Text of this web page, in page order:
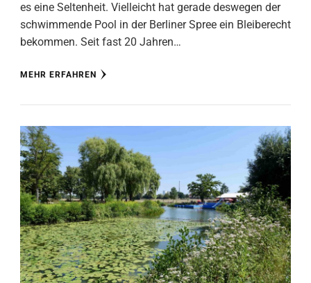
es eine Seltenheit. Vielleicht hat gerade deswegen der
schwimmende Pool in der Berliner Spree ein Bleiberecht
bekommen. Seit fast 20 Jahren…
MEHR ERFAHREN